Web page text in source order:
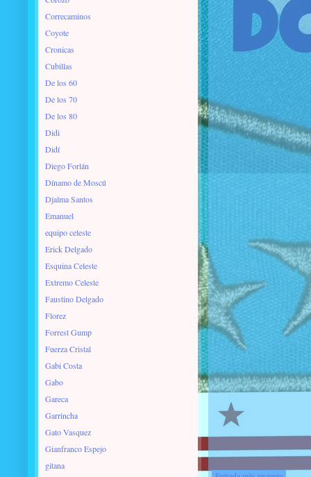
Correcaminos
Coyote
Cronicas
Cubillas
De los 60
De los 70
De los 80
Didi
Didí
Diego Forlán
Dínamo de Moscú
Djalma Santos
Emanuel
equipo celeste
Erick Delgado
Esquina Celeste
Extremo Celeste
Faustino Delgado
Florez
Forrest Gump
Fuerza Cristal
Gabi Costa
Gabo
Gareca
Garrincha
Gato Vasquez
Gianfranco Espejo
gitana